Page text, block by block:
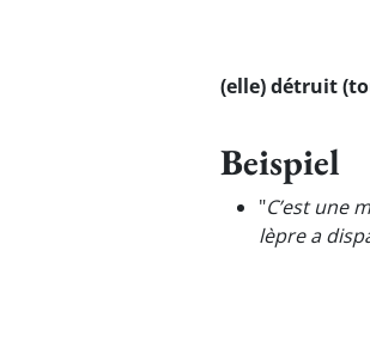
(elle) détruit
Beispiel
"C’est une
lèpre a